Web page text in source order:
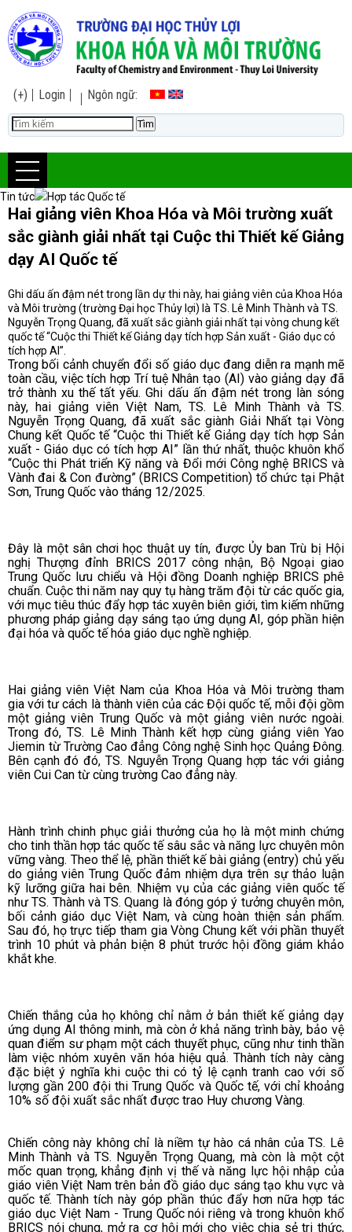
(+) Login Ngôn ngữ:
Tin tức Hợp tác Quốc tế
Hai giảng viên Khoa Hóa và Môi trường xuất
sắc giành giải nhất tại Cuộc thi Thiết kế Giảng
dạy AI Quốc tế
Ghi dấu ấn đậm nét trong lần dự thi này, hai giảng viên của Khoa Hóa
và Môi trường (trường Đại học Thủy lợi) là TS. Lê Minh Thành và TS.
Nguyễn Trọng Quang, đã xuất sắc giành giải nhất tại vòng chung kết
quốc tế “Cuộc thi Thiết kế Giảng dạy tích hợp Sản xuất - Giáo dục có
tích hợp AI”.
Trong bối cảnh chuyển đổi số giáo dục đang diễn ra mạnh mẽ
toàn cầu, việc tích hợp Trí tuệ Nhân tạo (AI) vào giảng dạy đã
trở thành xu thế tất yếu. Ghi dấu ấn đậm nét trong làn sóng
này, hai giảng viên Việt Nam, TS. Lê Minh Thành và TS.
Nguyễn Trọng Quang, đã xuất sắc giành Giải Nhất tại Vòng
Chung kết Quốc tế “Cuộc thi Thiết kế Giảng dạy tích hợp Sản
xuất - Giáo dục có tích hợp AI” lần thứ nhất, thuộc khuôn khổ
“Cuộc thi Phát triển Kỹ năng và Đổi mới Công nghệ BRICS và
Vành đai & Con đường” (BRICS Competition) tổ chức tại Phật
Sơn, Trung Quốc vào tháng 12/2025.
Đây là một sân chơi học thuật uy tín, được Ủy ban Trù bị Hội
nghị Thượng đỉnh BRICS 2017 công nhận, Bộ Ngoại giao
Trung Quốc lưu chiểu và Hội đồng Doanh nghiệp BRICS phê
chuẩn. Cuộc thi năm nay quy tụ hàng trăm đội từ các quốc gia,
với mục tiêu thúc đẩy hợp tác xuyên biên giới, tìm kiếm những
phương pháp giảng dạy sáng tạo ứng dụng AI, góp phần hiện
đại hóa và quốc tế hóa giáo dục nghề nghiệp.
Hai giảng viên Việt Nam của Khoa Hóa và Môi trường tham
gia với tư cách là thành viên của các Đội quốc tế, mỗi đội gồm
một giảng viên Trung Quốc và một giảng viên nước ngoài.
Trong đó, TS. Lê Minh Thành kết hợp cùng giảng viên Yao
Jiemin từ Trường Cao đẳng Công nghệ Sinh học Quảng Đông.
Bên cạnh đó đó, TS. Nguyễn Trọng Quang hợp tác với giảng
viên Cui Can từ cùng trường Cao đẳng này.
Hành trình chinh phục giải thưởng của họ là một minh chứng
cho tinh thần hợp tác quốc tế sâu sắc và năng lực chuyên môn
vững vàng. Theo thể lệ, phần thiết kế bài giảng (entry) chủ yếu
do giảng viên Trung Quốc đảm nhiệm dựa trên sự thảo luận
kỹ lưỡng giữa hai bên. Nhiệm vụ của các giảng viên quốc tế
như TS. Thành và TS. Quang là đóng góp ý tưởng chuyên môn,
bối cảnh giáo dục Việt Nam, và cùng hoàn thiện sản phẩm.
Sau đó, họ trực tiếp tham gia Vòng Chung kết với phần thuyết
trình 10 phút và phản biện 8 phút trước hội đồng giám khảo
khắt khe.
Chiến thắng của họ không chỉ nằm ở bản thiết kế giảng dạy
ứng dụng AI thông minh, mà còn ở khả năng trình bày, bảo vệ
quan điểm sư phạm một cách thuyết phục, cũng như tinh thần
làm việc nhóm xuyên văn hóa hiệu quả. Thành tích này càng
đặc biệt ý nghĩa khi cuộc thi có tỷ lệ cạnh tranh cao với số
lượng gần 200 đội thi Trung Quốc và Quốc tế, với chỉ khoảng
10% số đội xuất sắc nhất được trao Huy chương Vàng.
Chiến công này không chỉ là niềm tự hào cá nhân của TS. Lê
Minh Thành và TS. Nguyễn Trọng Quang, mà còn là một cột
mốc quan trọng, khẳng định vị thế và năng lực hội nhập của
giáo viên Việt Nam trên bản đồ giáo dục sáng tạo khu vực và
quốc tế. Thành tích này góp phần thúc đẩy hơn nữa hợp tác
giáo dục Việt Nam - Trung Quốc nói riêng và trong khuôn khổ
BRICS nói chung, mở ra cơ hội mới cho việc chia sẻ tri thức,